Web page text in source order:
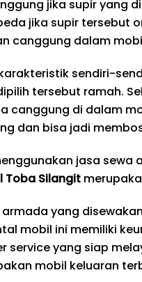
jika supir yang
jika supir tersebut
canggung dalam
sendiri-
tersebut ramah.
canggung di dalam
dan bisa jadi
jasa sewa
Toba Silangit
yang
mobil ini memiliki
service yang siap
mobil keluaran